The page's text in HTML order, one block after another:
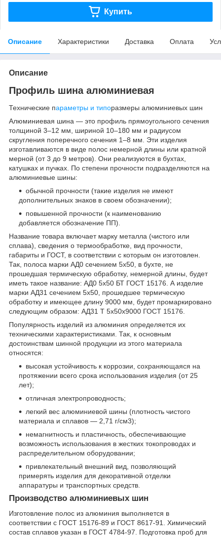
Купить
Описание Характеристики Доставка Оплата
Описание
Профиль шина алюминиевая
Технические параметры и типоразмеры алюминиевых шин
Алюминиевая шина — это профиль прямоугольного сечения
толщиной 3–12 мм, шириной 10–180 мм и радиусом
скругления поперечного сечения 1–8 мм. Эти изделия
изготавливаются в виде полос немерной длины или кратной
мерной (от 3 до 9 метров). Они реализуются в бухтах,
катушках и пучках. По степени прочности подразделяются на
алюминиевые шины:
обычной прочности (такие изделия не имеют
дополнительных знаков в своем обозначении);
повышенной прочности (к наименованию
добавляется обозначение ПП).
Название товара включает марку металла (чистого или
сплава), сведения о термообработке, вид прочности,
габариты и ГОСТ, в соответствии с которым он изготовлен.
Так, полоса марки АД0 сечением 5х50, в бухте, не
прошедшая термическую обработку, немерной длины, будет
иметь такое название: АД0 5х50 БТ ГОСТ 15176. А изделие
марки АД31 сечением 5х50, прошедшее термическую
обработку и имеющее длину 9000 мм, будет промаркировано
следующим образом: АД31 Т 5х50х9000 ГОСТ 15176.
Популярность изделий из алюминия определяется их
техническими характеристиками. Так, к основным
достоинствам шинной продукции из этого материала
относятся:
высокая устойчивость к коррозии, сохраняющаяся на
протяжении всего срока использования изделия (от 25
лет);
отличная электропроводность;
легкий вес алюминиевой шины (плотность чистого
материала и сплавов — 2,71 г/см3);
немагнитность и пластичность, обеспечивающие
возможность использования в жестких токопроводах и
распределительном оборудовании;
привлекательный внешний вид, позволяющий
примерять изделия для декоративной отделки
аппаратуры и транспортных средств.
Производство алюминиевых шин
Изготовление полос из алюминия выполняется в
соответствии с ГОСТ 15176-89 и ГОСТ 8617-91. Химический
состав сплавов указан в ГОСТ 4784-97. Подготовка проб для